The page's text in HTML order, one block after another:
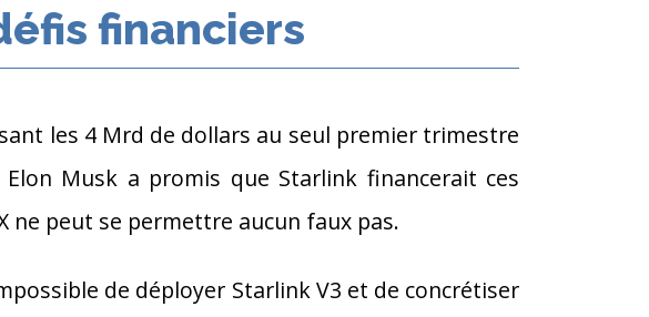
financiers
les 4 Mrd de dollars au seul premier trimestre
Musk a promis que Starlink financerait ces
ne peut se permettre aucun faux pas.
de déployer Starlink V3 et de concrétiser